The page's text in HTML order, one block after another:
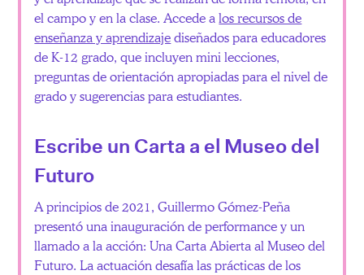
el campo y en la clase. Accede alos recursos de
enseñanza y aprendizajediseñados para educadores
de K-12 grado, que incluyen mini lecciones,
preguntas de orientación apropiadas para el nivel de
grado y sugerencias para estudiantes.
Escribe un Carta a el Museo del
Futuro
A principios de 2021, Guillermo Gómez-Peña
presentó una inauguración de performance y un
llamado a la acción: Una Carta Abierta al Museo del
Futuro. La actuación desafía las prácticas de los